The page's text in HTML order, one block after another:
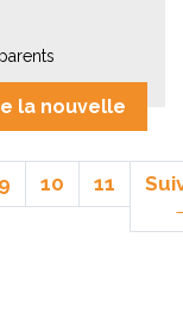
la nouvelle
9 10 11